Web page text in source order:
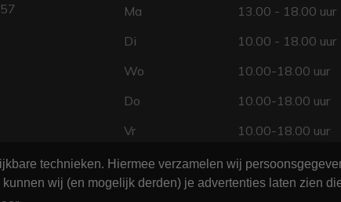
technieken. Hiermee verzamelen wij
wij (en mogelijk derden) je advertenties laten zien
Ma
13.00 - 18.00 uur
Di
10.00 - 18.00 uur
Wo
10.00-18.00 uur
Do
10.00-18.00 uur
Vr
10.00-18.00 uur
Za
10.00 - 17.00 uur
Zo
gesloten